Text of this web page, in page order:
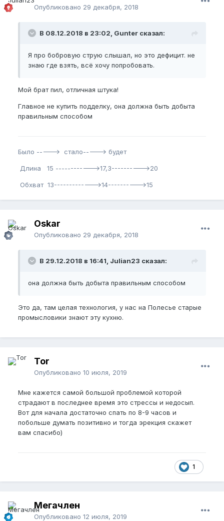
Опубликовано 29 декабря, 2018
В 08.12.2018 в 23:02, Gunter сказал:
Я про бобровую струю слышал, но это дефицит. не
знаю где взять, всё хочу попробовать.
Мой брат пил, отличная штука!
Главное не купить подделку, она должна быть добыта
правильным способом
Было -----> стало-----> будет
Длина 15 ------------>17,3---------->20
Обхват 13------------->14---------->15
Oskar
Опубликовано 29 декабря, 2018
В 29.12.2018 в 16:41, Julian23 сказал:
она должна быть добыта правильным способом
Это да, там целая технология, у нас на Полесье старые
промысловики знают эту кухню.
Tor
Опубликовано 10 июля, 2019
Мне кажется самой большой проблемой которой
страдают в последнее время это стрессы и недосып.
Вот для начала достаточно спать по 8-9 часов и
побольше думать позитивно и тогда эрекция скажет
вам спасибо)
1
Мегачлен
Опубликовано 12 июля, 2019